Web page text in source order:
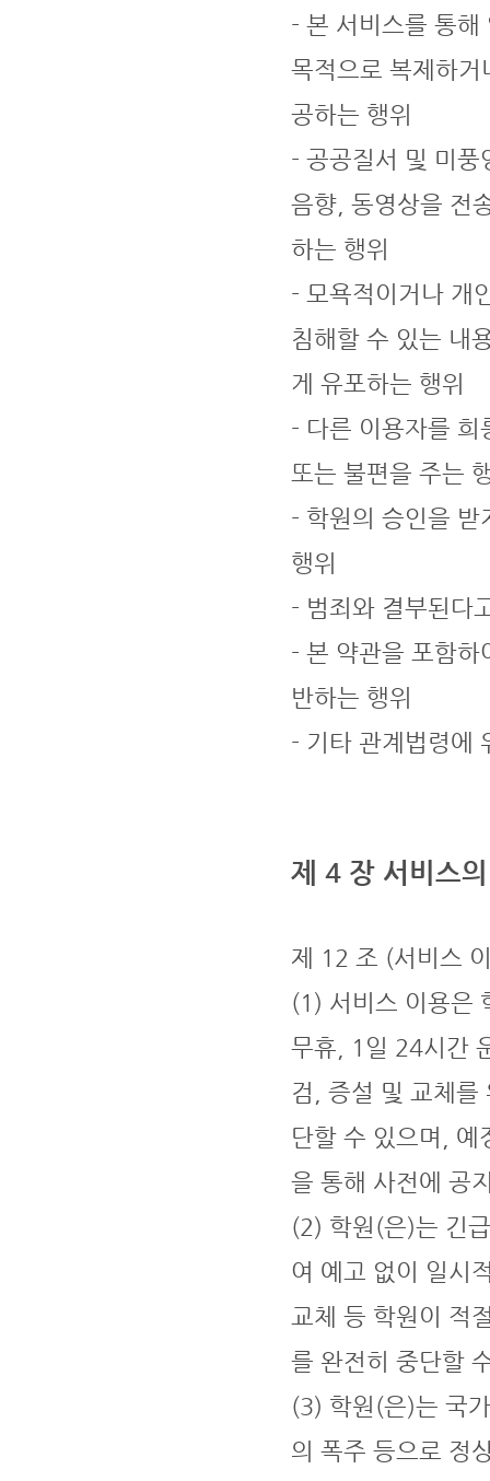
- 본 서비스를 통해
목적으로 복제하
공하는 행위
- 공공질서 및 미
음향, 동영상을 전
하는 행위
- 모욕적이거나 개
침해할 수 있는 내
게 유포하는 행위
- 다른 이용자를 희
또는 불편을 주는
- 학원의 승인을 받
행위
- 범죄와 결부된다
- 본 약관을 포함하
반하는 행위
- 기타 관계법령에
제 4 장 서비스
제 12 조 (서비스
(1) 서비스 이용은
무휴, 1일 24시간
검, 증설 및 교체를
단할 수 있으며, 예
을 통해 사전에 공
(2) 학원(은)는 긴
여 예고 없이 일시
교체 등 학원이 적
를 완전히 중단할
(3) 학원(은)는 국
의 폭주 등으로 정